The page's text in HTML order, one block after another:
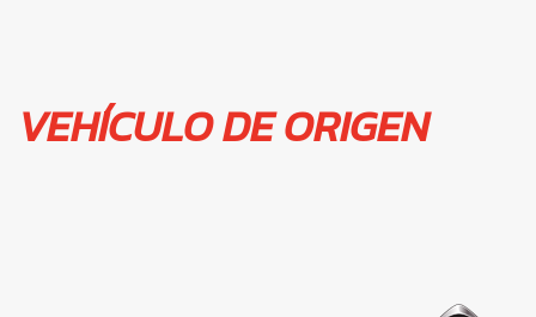
VEHÍCULO DE ORIGEN